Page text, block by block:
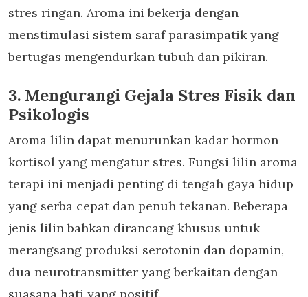
stres ringan. Aroma ini bekerja dengan
menstimulasi sistem saraf parasimpatik yang
bertugas mengendurkan tubuh dan pikiran.
3. Mengurangi Gejala Stres Fisik dan
Psikologis
Aroma lilin dapat menurunkan kadar hormon
kortisol yang mengatur stres. Fungsi lilin aroma
terapi ini menjadi penting di tengah gaya hidup
yang serba cepat dan penuh tekanan. Beberapa
jenis lilin bahkan dirancang khusus untuk
merangsang produksi serotonin dan dopamin,
dua neurotransmitter yang berkaitan dengan